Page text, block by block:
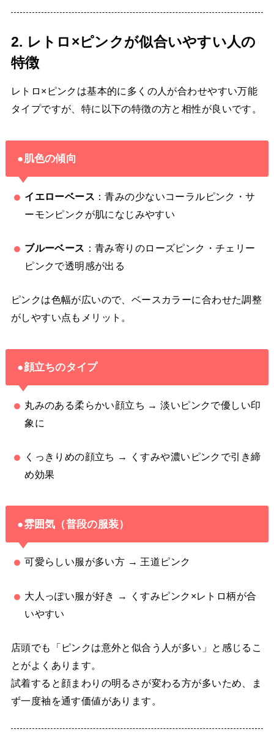
2. レトロ×ピンクが似合いやすい人の
特徴
レトロ×ピンクは基本的に多くの人が合わせやすい万能
タイプですが、特に以下の特徴の方と相性が良いです。
●肌色の傾向
イエローベース ：青みの少ないコーラルピンク・サ
ーモンピンクが肌になじみやすい
ブルーベース ：青み寄りのローズピンク・チェリー
ピンクで透明感が出る
ピンクは色幅が広いので、ベースカラーに合わせた調整
がしやすい点もメリット。
●顔立ちのタイプ
丸みのある柔らかい顔立ち → 淡いピンクで優しい印
象に
くっきりめの顔立ち → くすみや濃いピンクで引き締
め効果
●雰囲気（普段の服装）
可愛らしい服が多い方 → 王道ピンク
大人っぽい服が好き → くすみピンク×レトロ柄が合
いやすい
店頭でも「ピンクは意外と似合う人が多い」と感じるこ
とがよくあります。
試着すると顔まわりの明るさが変わる方が多いため、ま
ず一度袖を通す価値があります。